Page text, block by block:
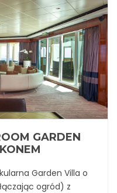
GARDEN
Garden Villa o
ogród) z